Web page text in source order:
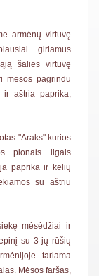
armėnų virtuvę
giriamus
šalies virtuvę
mėsos pagrindu
ir aštria paprika,
"Araks" kurios
plonais ilgais
paprika ir kelių
su aštriu
mėsėdžiai ir
su 3-jų rūšių
tariama
Mėsos faršas,